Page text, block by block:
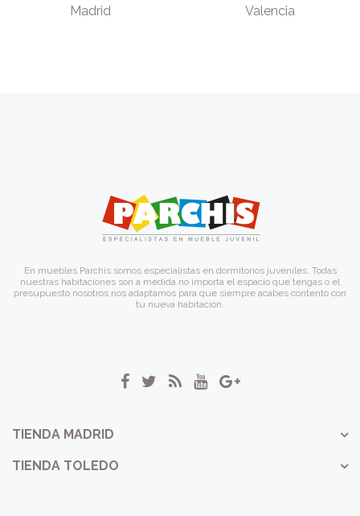
Madrid
Valencia
En muebles Parchis somos especialistas en dormitorios juveniles. Todas
nuestras habitaciones son a medida no importa el espacio que tengas o el
presupuesto nosotros nos adaptamos para que siempre acabes contento con
tu nueva habitación.
TIENDA MADRID
TIENDA TOLEDO